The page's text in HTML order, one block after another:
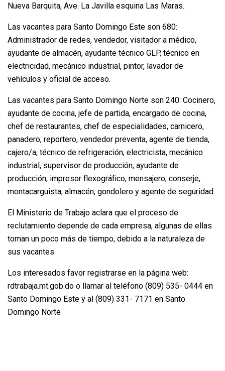
Nueva Barquita, Ave. La Javilla esquina Las Maras.
Las vacantes para Santo Domingo Este son 680:
Administrador de redes, vendedor, visitador a médico,
ayudante de almacén, ayudante técnico GLP, técnico en
electricidad, mecánico industrial, pintor, lavador de
vehículos y oficial de acceso.
Las vacantes para Santo Domingo Norte son 240: Cocinero,
ayudante de cocina, jefe de partida, encargado de cocina,
chef de restaurantes, chef de especialidades, carnicero,
panadero, reportero, vendedor preventa, agente de tienda,
cajero/a, técnico de refrigeración, electricista, mecánico
industrial, supervisor de producción, ayudante de
producción, impresor flexográfico, mensajero, conserje,
montacarguista, almacén, gondolero y agente de seguridad.
El Ministerio de Trabajo aclara que el proceso de
reclutamiento depende de cada empresa, algunas de ellas
toman un poco más de tiempo, debido a la naturaleza de
sus vacantes.
Los interesados favor registrarse en la página web:
rdtrabaja.mt.gob.do o llamar al teléfono (809) 535- 0444 en
Santo Domingo Este y al (809) 331- 7171 en Santo
Domingo Norte